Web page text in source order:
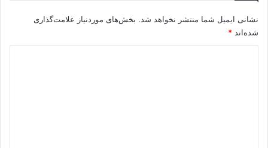
نشانی ایمیل شما منتشر نخواهد شد. بخش‌های موردنیاز علامت‌گذاری
شده‌اند *